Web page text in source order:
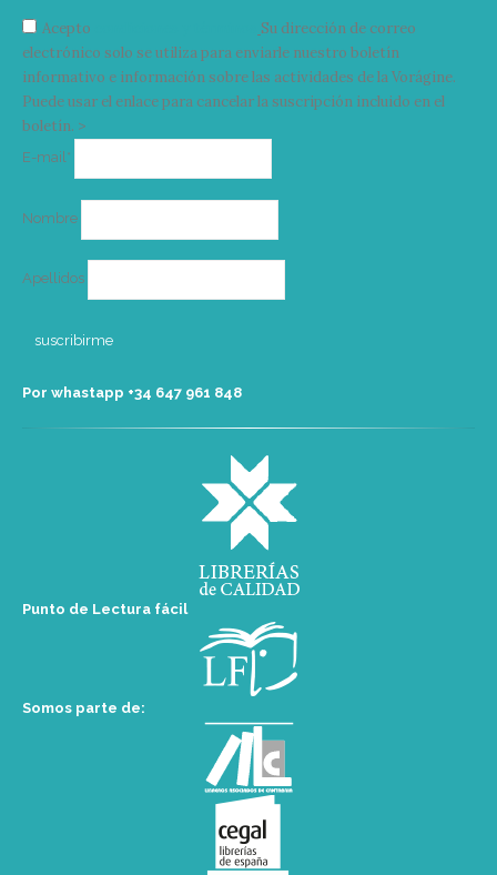
Acepto
Su dirección de correo
electrónico solo se utiliza para enviarle nuestro boletín
informativo e información sobre las actividades de la Vorágine.
Puede usar el enlace para cancelar la suscripción incluido en el
boletín. >
E-mail*
Nombre
Apellidos
Por whastapp +34 ‭647 961 848‬
Punto de Lectura fácil
Somos parte de: